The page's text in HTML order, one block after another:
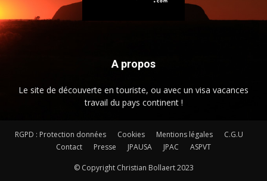
A propos
Le site de découverte en touriste, ou avec un visa vacances
travail du pays continent !
RGPD : Protection données Cookies Mentions légales
C.G.U
Contact
Presse JPAUSA JPAC ASPVT
© Copyright Christian Bollaert 2023